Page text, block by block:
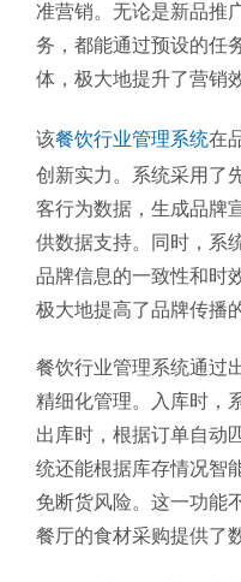
准营销。无论是新品推
务，都能通过预设的任
体，极大地提升了营销
该餐饮行业管理系统在
创新实力。系统采用了
客行为数据，生成品牌
供数据支持。同时，系
品牌信息的一致性和时
极大地提高了品牌传播
餐饮行业管理系统通过
精细化管理。入库时，
出库时，根据订单自动
统还能根据库存情况智
免断货风险。这一功能
餐厅的食材采购提供了